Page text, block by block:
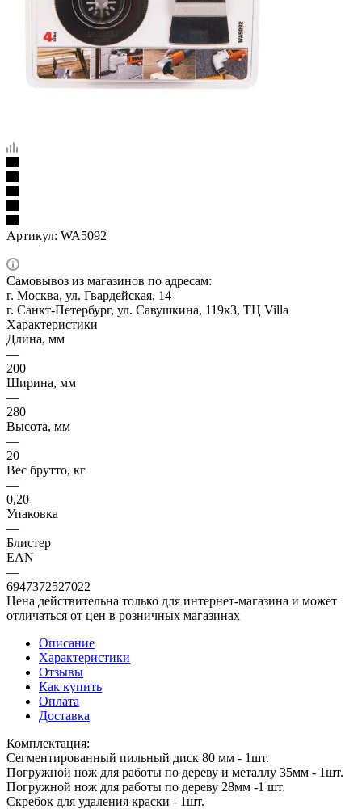
Артикул: WA5092
Самовывоз из магазинов по адресам:
г. Москва, ул. Гвардейская, 14
г. Санкт-Петербург, ул. Савушкина, 119к3, ТЦ Villa
Характеристики
Длина, мм
—
200
Ширина, мм
—
280
Высота, мм
—
20
Вес брутто, кг
—
0,20
Упаковка
—
Блистер
EAN
—
6947372527022
Цена действительна только для интернет-магазина и может
отличаться от цен в розничных магазинах
Описание
Характеристики
Отзывы
Как купить
Оплата
Доставка
Комплектация:
Сегментированный пильный диск 80 мм - 1шт.
Погружной нож для работы по дереву и металлу 35мм - 1шт.
Погружной нож для работы по дереву 28мм -1 шт.
Скребок для удаления краски - 1шт.